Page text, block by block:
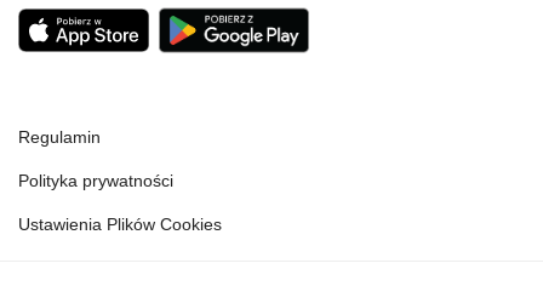
Regulamin
Polityka prywatności
Ustawienia Plików Cookies